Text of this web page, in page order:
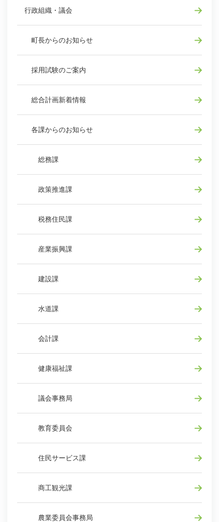
行政組織・議会
町長からのお知らせ
採用試験のご案内
総合計画新着情報
各課からのお知らせ
総務課
政策推進課
税務住民課
産業振興課
建設課
水道課
会計課
健康福祉課
議会事務局
教育委員会
住民サービス課
商工観光課
農業委員会事務局